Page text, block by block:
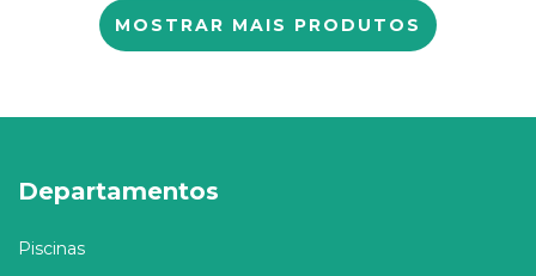
MOSTRAR MAIS PRODUTOS
Departamentos
Piscinas